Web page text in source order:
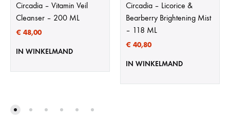
Circadia – Vitamin Veil
Cleanser – 200 ML
€ 48,00
IN WINKELMAND
Circadia – Licorice &
Bearberry Brightening Mist
– 118 ML
€ 40,80
IN WINKELMAND